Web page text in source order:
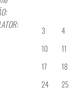
3
4
10
11
17
18
24
25